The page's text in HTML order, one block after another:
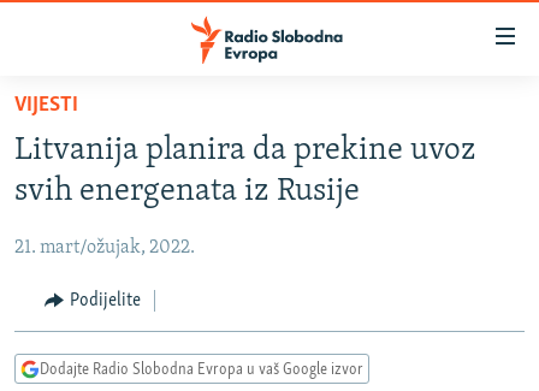
Pređite
glavni
sadržaj
na
navigaciju
Pređite
na
BOSNA I HERCEGOVINA
KOSOVO
CRNA GORA
VIJESTI
Litvanija planira da prekine uvoz
svih energenata iz Rusije
21. mart/ožujak, 2022.
Podijelite
Dodajte Radio Slobodna Evropa u vaš Google izvor